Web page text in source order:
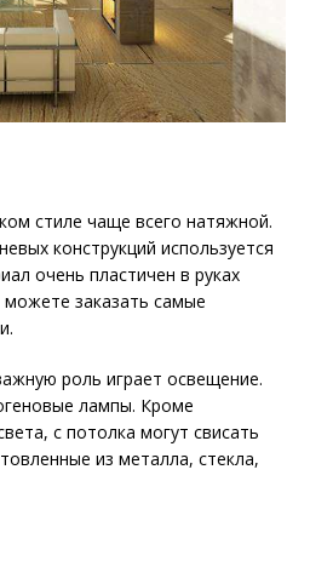
стиле чаще всего натяжной.
конструкций используется
очень пластичен в руках
заказать самые
роль играет освещение.
лампы. Кроме
с потолка могут свисать
из металла, стекла,